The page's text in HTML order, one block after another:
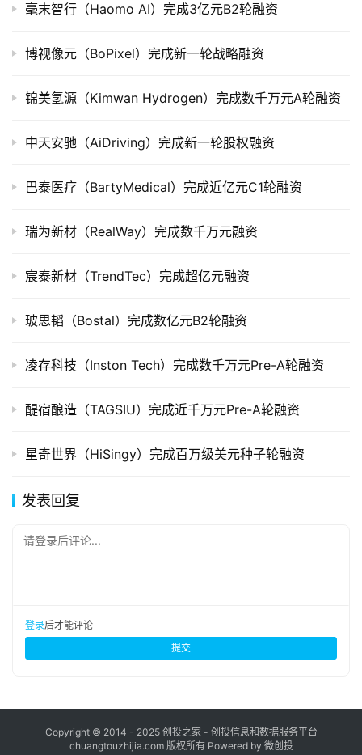
公
上
投
业
院
毫末智行（Haomo AI）完成3亿元B2轮融资
博视像元（BoPixel）完成新一轮战略融资
锦美氢源（Kimwan Hydrogen）完成数千万元A轮融资
中天安驰（AiDriving）完成新一轮股权融资
巴泰医疗（BartyMedical）完成近亿元C1轮融资
瑞为新材（RealWay）完成数千万元融资
宸泰新材（TrendTec）完成超亿元融资
玻思韬（Bostal）完成数亿元B2轮融资
凌存科技（Inston Tech）完成数千万元Pre-A轮融资
醍宿酿造（TAGSIU）完成近千万元Pre-A轮融资
星奇世界（HiSingy）完成百万级美元种子轮融资
发表回复
请登录后评论...
登录后才能评论
提交
Copyright © 2014 - 2025 创投之家 - 创投信息和数据服务平台
chuangtouzhijia.com 版权所有 Powered by 微创投